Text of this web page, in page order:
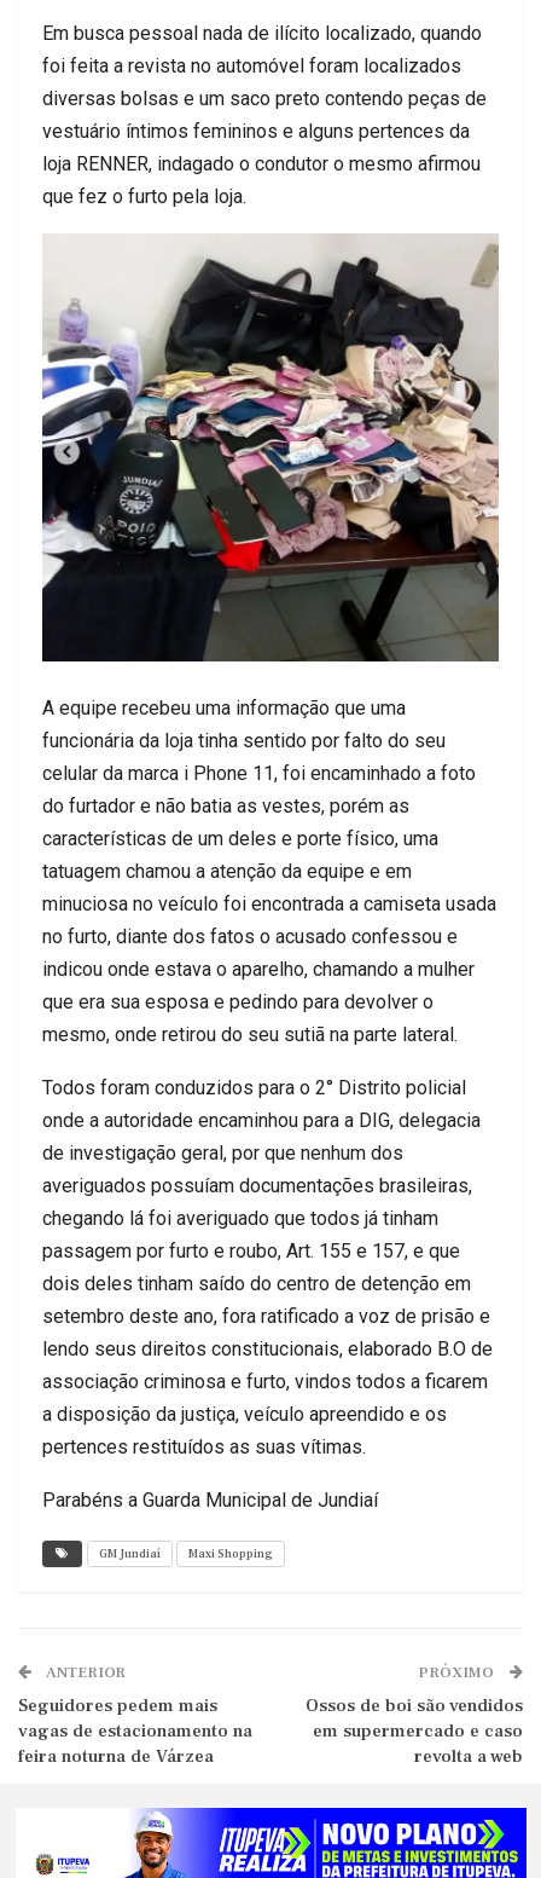
Em busca pessoal nada de ilícito localizado, quando
foi feita a revista no automóvel foram localizados
diversas bolsas e um saco preto contendo peças de
vestuário íntimos femininos e alguns pertences da
loja RENNER, indagado o condutor o mesmo afirmou
que fez o furto pela loja.
A equipe recebeu uma informação que uma
funcionária da loja tinha sentido por falto do seu
celular da marca i Phone 11, foi encaminhado a foto
do furtador e não batia as vestes, porém as
características de um deles e porte físico, uma
tatuagem chamou a atenção da equipe e em
minuciosa no veículo foi encontrada a camiseta usada
no furto, diante dos fatos o acusado confessou e
indicou onde estava o aparelho, chamando a mulher
que era sua esposa e pedindo para devolver o
mesmo, onde retirou do seu sutiã na parte lateral.
Todos foram conduzidos para o 2° Distrito policial
onde a autoridade encaminhou para a DIG, delegacia
de investigação geral, por que nenhum dos
averiguados possuíam documentações brasileiras,
chegando lá foi averiguado que todos já tinham
passagem por furto e roubo, Art. 155 e 157, e que
dois deles tinham saído do centro de detenção em
setembro deste ano, fora ratificado a voz de prisão e
lendo seus direitos constitucionais, elaborado B.O de
associação criminosa e furto, vindos todos a ficarem
a disposição da justiça, veículo apreendido e os
pertences restituídos as suas vítimas.
Parabéns a Guarda Municipal de Jundiaí
GM Jundiaí Maxi Shopping
ANTERIOR
Seguidores pedem mais
vagas de estacionamento na
feira noturna de Várzea
PRÓXIMO
Ossos de boi são vendidos
em supermercado e caso
revolta a web